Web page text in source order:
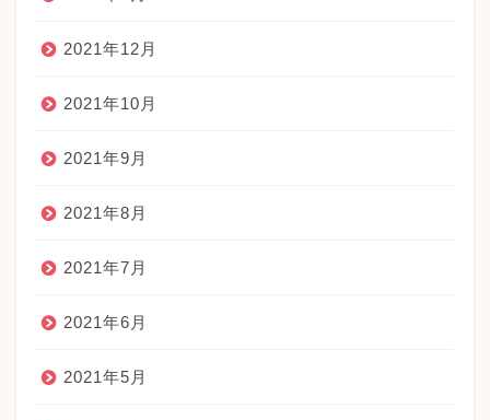
2021年12月
2021年10月
2021年9月
2021年8月
2021年7月
2021年6月
2021年5月